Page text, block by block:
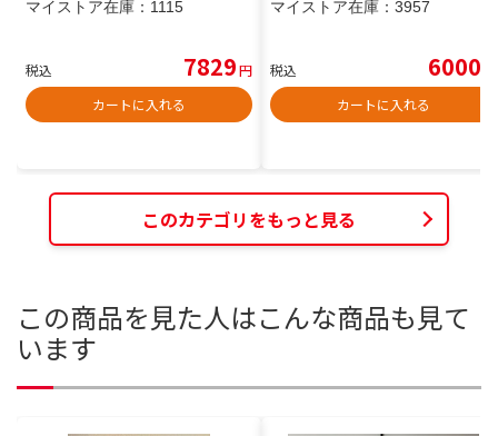
マイストア在庫： 1115
税込 7829円
カートに入れる
マイストア在庫： 3957
税込 6000
カートに入れる
このカテゴリをもっと見る
この商品を見た人はこんな商品も見て
います